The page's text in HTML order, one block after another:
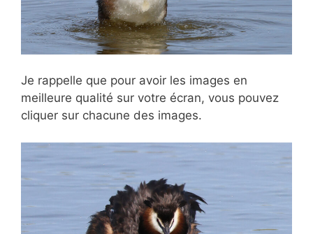
Je rappelle que pour avoir les images en
meilleure qualité sur votre écran, vous pouvez
cliquer sur chacune des images.